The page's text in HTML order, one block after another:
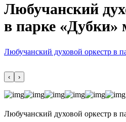
Любучанский
в парке «Дубки»
Любучанский духовой оркестр в
‹ ›
Любучанский духовой оркестр в